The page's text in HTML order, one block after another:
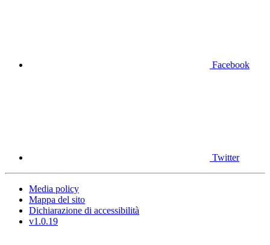
Facebook
Twitter
Media policy
Mappa del sito
Dichiarazione di accessibilità
v1.0.19